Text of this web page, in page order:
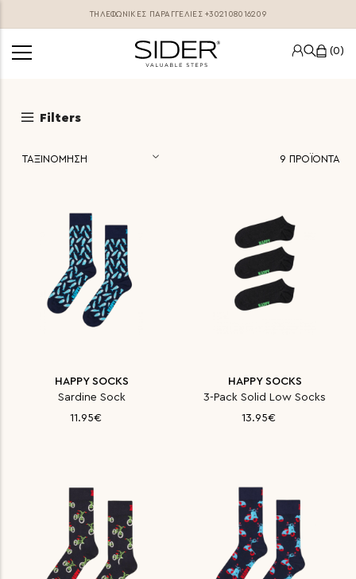
ΤΗΛΕΦΩΝΙΚΕΣ ΠΑΡΑΓΓΕΛΊΕΣ+302108016209
0
Filters
9 ΠΡΟΪΟΝΤΑ
HAPPY SOCKS
Sardine Sock
11.95€
HAPPY SOCKS
3-Pack Solid Low Socks
13.95€